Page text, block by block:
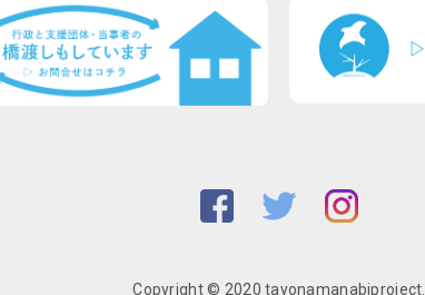
▷
Copyright © 2020 tayonamanabiproject.